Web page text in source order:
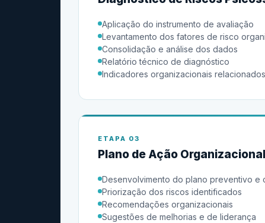
Aplicação do instrumento de avaliação
Levantamento dos fatores de risco
Consolidação e análise dos dados
Relatório técnico de diagnóstico
Indicadores organizacionais relacionados
ETAPA 03
Plano de Ação Organizacional
Desenvolvimento do plano preventivo e
Priorização dos riscos identificados
Recomendações organizacionais
Sugestões de melhorias e de liderança